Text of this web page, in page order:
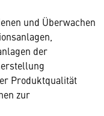
und Überwachen
der
Produktqualität
zur